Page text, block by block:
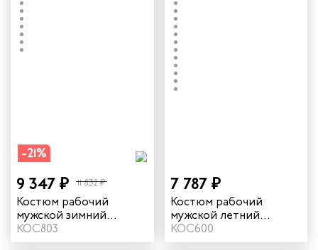
-21%
9 347 ₽ 11 832 ₽
Костюм рабочий
мужской зимний
"Памир" цвет серый/
черный/красный
КОС803
7 787 ₽
Костюм рабочий
мужской летний
"Памир" цвет серый/
черный/красный
КОС600